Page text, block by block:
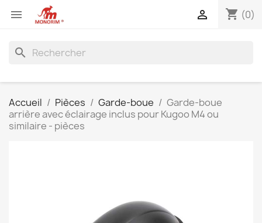
 shopping_cart (0)

search
Accueil Pièces Garde-boue
Garde-boue
arrière avec éclairage inclus pour Kugoo M4 ou
similaire - pièces